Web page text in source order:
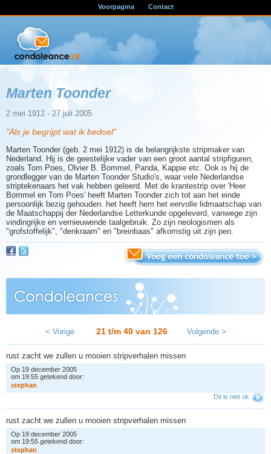
Voorpagina Contact
Marten Toonder
2 mei 1912 - 27 juli 2005
"Als je begrijpt wat ik bedoel"
Marten Toonder (geb. 2 mei 1912) is de belangrijkste stripmaker van
Nederland. Hij is de geestelijke vader van een groot aantal stripfiguren,
zoals Tom Poes, Olvier B. Bommel, Panda, Kappie etc. Ook is hij de
grondlegger van de Marten Toonder Studio's, waar vele Nederlandse
striptekenaars het vak hebben geleerd. Met de krantestrip over 'Heer
Bommel en Tom Poes' heeft Marten Toonder zich tot aan het einde
persoonlijk bezig gehouden. het heeft hem het eervolle lidmaatschap van
de Maatschappij der Nederlandse Letterkunde opgeleverd, vanwege zijn
vindingrijke en vernieuwende taalgebruik. Zo zijn neologismen als
"grofstoffelijk", "denkraam" en "breinbaas" afkomstig uit zijn pen.
< Vorige 21 t/m 40 van 126 Volgende >
rust zacht we zullen u mooien stripverhalen missen
Op 19 december 2005
om 19:55 getekend door:
stephan
Dit is niet ok
rust zacht we zullen u mooien stripverhalen missen
Op 19 december 2005
om 19:55 getekend door:
stephan